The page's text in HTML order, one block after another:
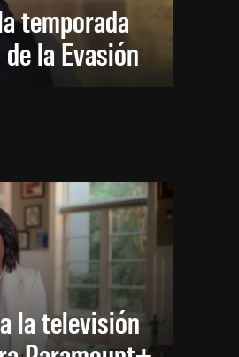
temporada
la Evasión
la televisión